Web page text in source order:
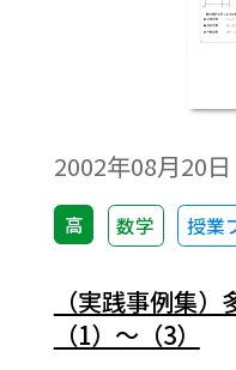
2002年08月20日
高 数学 授業
（実践事例集
（1）～（3）